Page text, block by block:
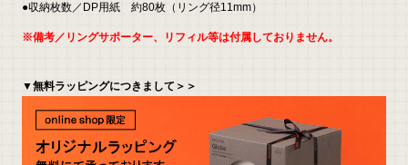
●収納枚数／DP用紙 約80枚（リング径11mm）
※備考／リングサポーター、リフィル等は付属しておりません。
▼無料ラッピングにつきまして＞＞